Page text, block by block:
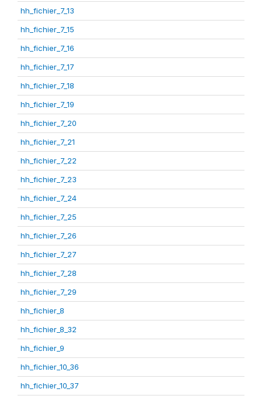
hh_fichier_7_13
hh_fichier_7_15
hh_fichier_7_16
hh_fichier_7_17
hh_fichier_7_18
hh_fichier_7_19
hh_fichier_7_20
hh_fichier_7_21
hh_fichier_7_22
hh_fichier_7_23
hh_fichier_7_24
hh_fichier_7_25
hh_fichier_7_26
hh_fichier_7_27
hh_fichier_7_28
hh_fichier_7_29
hh_fichier_8
hh_fichier_8_32
hh_fichier_9
hh_fichier_10_36
hh_fichier_10_37